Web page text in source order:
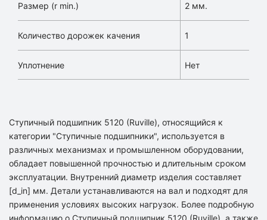
Размер (r min.) 2 мм.
Количество дорожек качения 1
Уплотнение Нет
Ступичный подшипник 5120 (Ruville), относящийся к
категории "Ступичные подшипники", используется в
различных механизмах и промышленном оборудовании,
обладает повышенной прочностью и длительным сроком
эксплуатации. Внутренний диаметр изделия составляет
[d_in] мм. Детали устанавливаются на вал и подходят для
применения условиях высоких нагрузок. Более подробную
информацию о Ступичный подшипник 5120 (Ruville), а также